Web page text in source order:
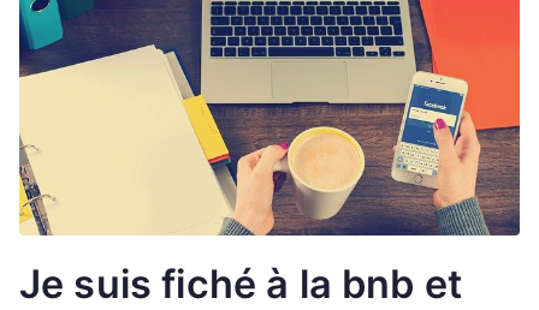
Je suis fiché à la bnb et